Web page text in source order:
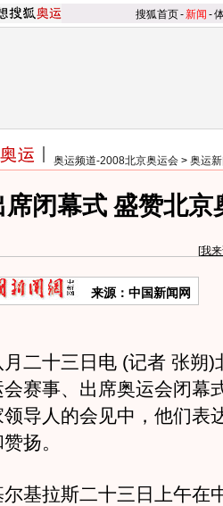
搜狐首页-新闻 -
奥运频道-2008北京奥运会 > 奥运
闭幕式 盛赞北京
[我
来源：中国新闻网
十三日电 (记者 张朔)
赛事、出席奥运会闭幕
导人的会见中，他们表
扬。
拉斯二十三日上午在